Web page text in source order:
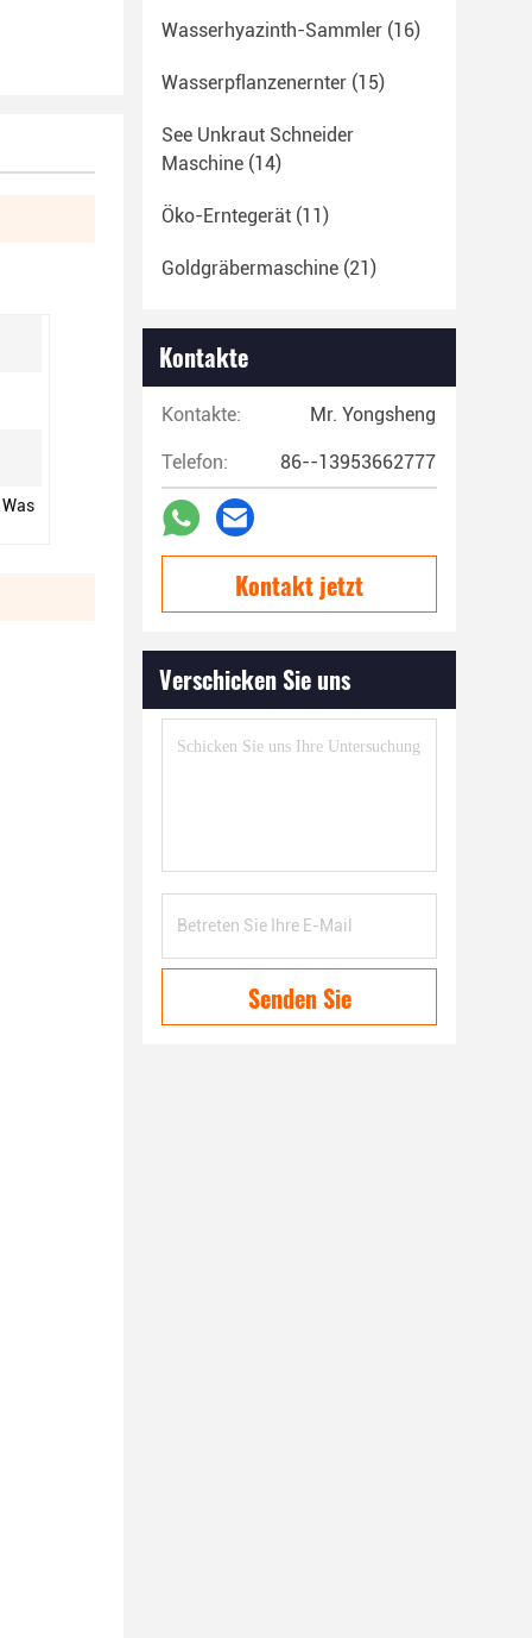
Wasserhyazinth-Sammler (16)
Wasserpflanzenernter (15)
See Unkraut Schneider
Maschine (14)
Öko-Erntegerät (11)
Goldgräbermaschine (21)
Kontakte
Kontakte: Mr. Yongsheng
Telefon: 86--13953662777
Kontakt jetzt
Verschicken Sie uns
Senden Sie